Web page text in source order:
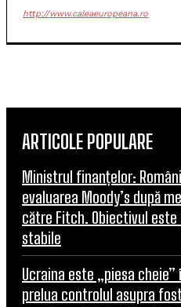
http://www.caleaeuropeana.ro
ARTICOLE POPULARE
Ministrul finanțelor:
evaluarea Moody’s după
către Fitch. Obiectivul
stabile
Ucraina este „piesa
prelua controlul asupra